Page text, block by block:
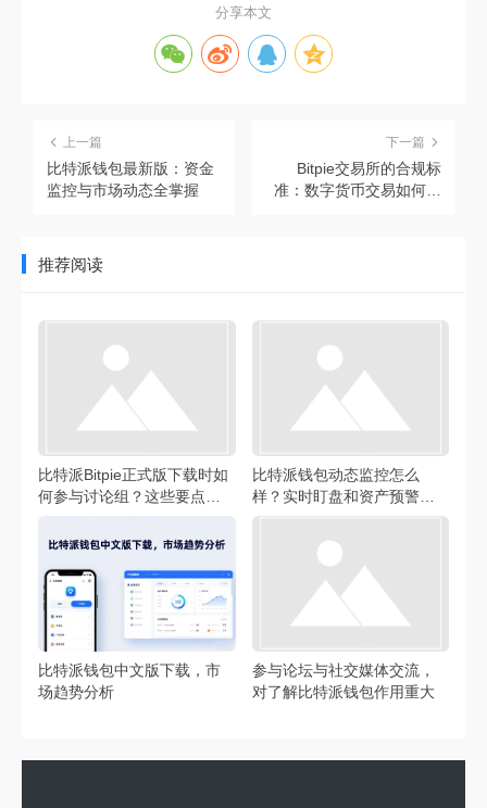
分享本文
上一篇
比特派钱包最新版：资金
监控与市场动态全掌握
下一篇
Bitpie交易所的合规标
准：数字货币交易如何更
推荐阅读
比特派Bitpie正式版下载时如
何参与讨论组？这些要点需
比特派钱包动态监控怎么
样？实时盯盘和资产预警真
的好用吗？
比特派钱包中文版下载，市
场趋势分析
参与论坛与社交媒体交流，
对了解比特派钱包作用重大